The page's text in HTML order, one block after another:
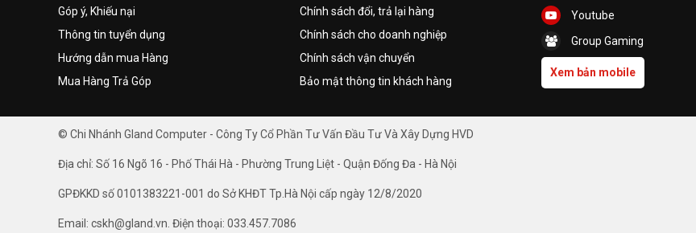
Góp ý, Khiếu nại
Thông tin tuyển dụng
Hướng dẫn mua Hàng
Mua Hàng Trả Góp
Chính sách đổi, trả lại hàng
Chính sách cho doanh nghiệp
Chính sách vận chuyển
Bảo mật thông tin khách hàng
Youtube
Group Gaming
Xem bản mobile
© Chi Nhánh Gland Computer - Công Ty Cổ Phần Tư Vấn Đầu Tư Và Xây Dựng HVD
Địa chỉ: Số 16 Ngõ 16 - Phố Thái Hà - Phường Trung Liệt - Quận Đống Đa - Hà Nội
GPĐKKD số 0101383221-001 do Sở KHĐT Tp.Hà Nội cấp ngày 12/8/2020
Email: cskh@gland.vn. Điện thoại: 033.457.7086